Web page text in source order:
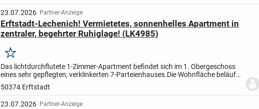
23.07.2026 Partner-Anzeige
Erftstadt-Lechenich! Vermietetes, sonnenhelles Apartment in
zentraler, begehrter Ruhiglage! (LK4985)
Merken
Das lichtdurchflutete 1-Zimmer-Apartment befindet sich im 1. Obergeschoss
eines sehr gepflegten, verklinkerten 7-Parteienhauses.Die Wohnfläche beläuft
sich auf rd. 24 m² und verteilt sich wie...
50374 Erftstadt
23.07.2026 Partner-Anzeige